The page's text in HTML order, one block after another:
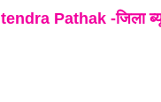
Pathak -जिला